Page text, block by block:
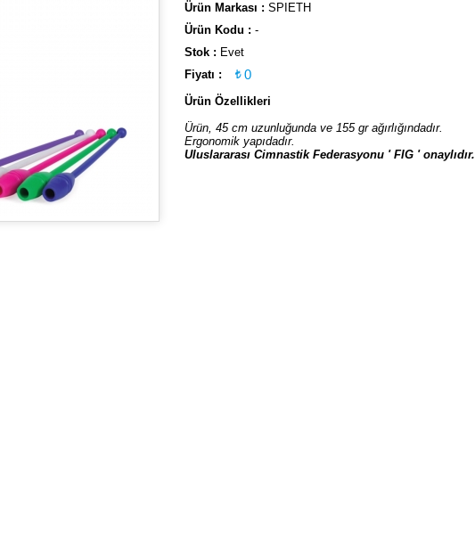
Ürün Markası : SPIETH
Ürün Kodu : -
Stok : Evet
Fiyatı :
0
Ürün Özellikleri
Ürün, 45 cm uzunluğunda ve 155 gr ağırlığındadır.
Ergonomik yapıdadır.
Uluslararası Cimnastik Federasyonu ' FIG ' onaylıdır.